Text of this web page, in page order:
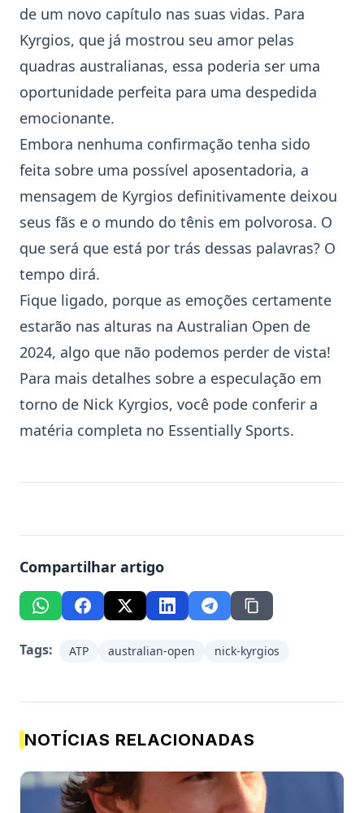
de um novo capítulo nas suas vidas. Para
Kyrgios, que já mostrou seu amor pelas
quadras australianas, essa poderia ser uma
oportunidade perfeita para uma despedida
emocionante.
Embora nenhuma confirmação tenha sido
feita sobre uma possível aposentadoria, a
mensagem de Kyrgios definitivamente deixou
seus fãs e o mundo do tênis em polvorosa. O
que será que está por trás dessas palavras? O
tempo dirá.
Fique ligado, porque as emoções certamente
estarão nas alturas na Australian Open de
2024, algo que não podemos perder de vista!
Para mais detalhes sobre a especulação em
torno de Nick Kyrgios, você pode conferir a
matéria completa no Essentially Sports.
Compartilhar artigo
Tags: ATP australian-open nick-kyrgios
NOTÍCIAS RELACIONADAS